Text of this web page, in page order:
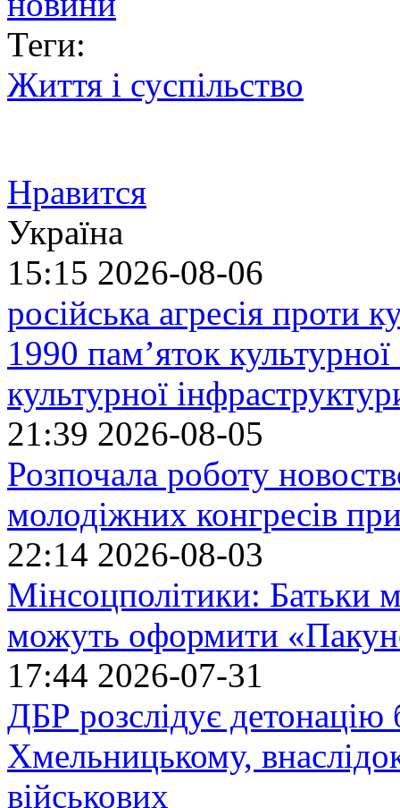
Теги:
Життя і суспільство
Нравится
Україна
15:15 2026-08-06
російська агресія проти
1990 пам’яток
культурної
21:39 2026-08-05
Розпочала роботу
молодіжних конгресів
22:14 2026-08-03
Мінсоцполітики: Батьки
можуть оформити
17:44 2026-07-31
ДБР розслідує детонацію
Хмельницькому,
військових